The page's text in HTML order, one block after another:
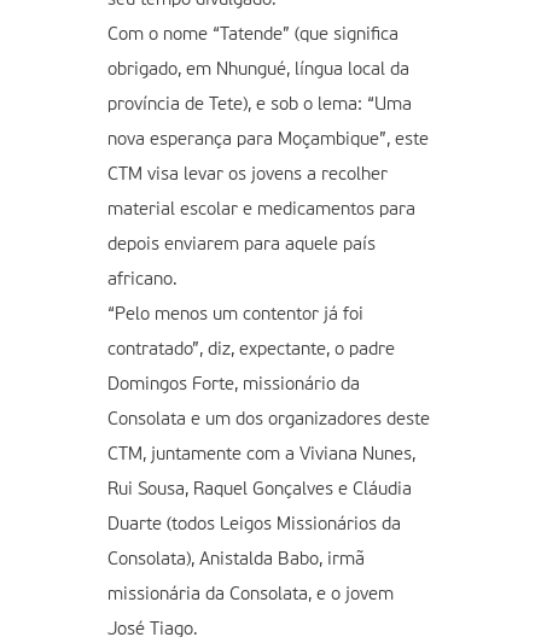
Com o nome “Tatende” (que significa
obrigado, em Nhungué, língua local da
província de Tete), e sob o lema: “Uma
nova esperança para Moçambique”, este
CTM visa levar os jovens a recolher
material escolar e medicamentos para
depois enviarem para aquele país
africano.
“Pelo menos um contentor já foi
contratado”, diz, expectante, o padre
Domingos Forte, missionário da
Consolata e um dos organizadores deste
CTM, juntamente com a Viviana Nunes,
Rui Sousa, Raquel Gonçalves e Cláudia
Duarte (todos Leigos Missionários da
Consolata), Anistalda Babo, irmã
missionária da Consolata, e o jovem
José Tiago.